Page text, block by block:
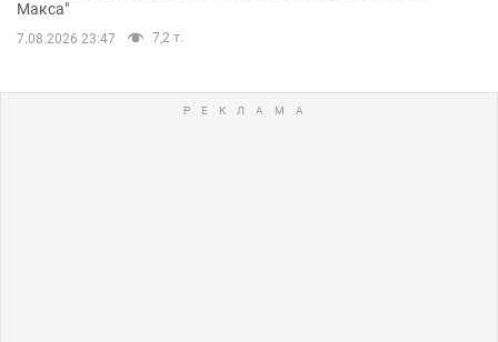
Макса"
7.08.2026 23:47 7,2 т.